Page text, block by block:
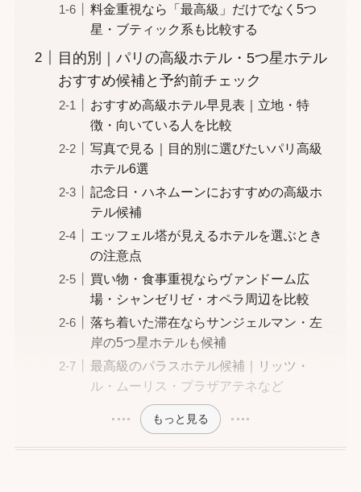
料金重視なら「最高級」だけでなく5つ
星・ブティック系も比較する
目的別｜パリの高級ホテル・5つ星ホテル
おすすめ候補と予約前チェック
おすすめ高級ホテル早見表｜立地・特
徴・向いている人を比較
写真で見る｜目的別に選びたいパリ高級
ホテル6選
記念日・ハネムーンにおすすめの高級ホ
テル候補
エッフェル塔が見えるホテルを選ぶとき
の注意点
買い物・食事重視ならヴァンドーム広
場・シャンゼリゼ・オペラ周辺を比較
落ち着いた滞在ならサンジェルマン・左
岸の5つ星ホテルも候補
最高級のパラスホテル候補｜リッツ・
ル・ムーリス・プラザアテネなど
もっと見る